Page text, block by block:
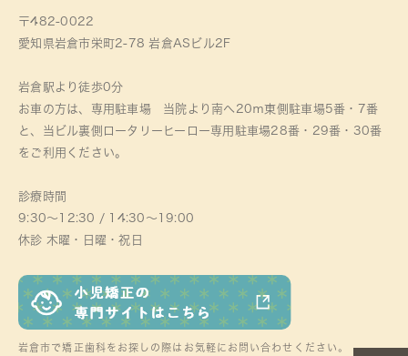
〒482-0022
愛知県岩倉市栄町2-78 岩倉ASビル2F
岩倉駅より徒歩0分
お車の方は、専用駐車場 当院より南へ20ｍ東側駐車場5番・7番
と、当ビル裏側ロータリーヒーロー専用駐車場28番・29番・30番
をご利用ください。
診療時間
9:30～12:30 / 14:30～19:00
休診 木曜・日曜・祝日
岩倉市で矯正歯科をお探しの際はお気軽にお問い合わせください。